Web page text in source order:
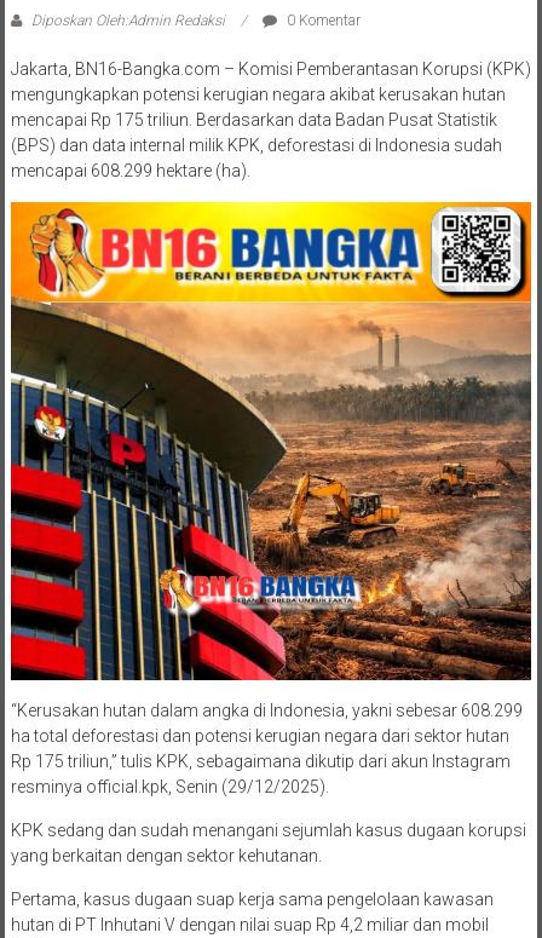
Diposkan Oleh:Admin Redaksi 0 Komentar
Jakarta, BN16-Bangka.com – Komisi Pemberantasan Korupsi (KPK)
mengungkapkan potensi kerugian negara akibat kerusakan hutan
mencapai Rp 175 triliun. Berdasarkan data Badan Pusat Statistik
(BPS) dan data internal milik KPK, deforestasi di Indonesia sudah
mencapai 608.299 hektare (ha).
“Kerusakan hutan dalam angka di Indonesia, yakni sebesar 608.299
ha total deforestasi dan potensi kerugian negara dari sektor hutan
Rp 175 triliun,” tulis KPK, sebagaimana dikutip dari akun Instagram
resminya official.kpk, Senin (29/12/2025).
KPK sedang dan sudah menangani sejumlah kasus dugaan korupsi
yang berkaitan dengan sektor kehutanan.
Pertama, kasus dugaan suap kerja sama pengelolaan kawasan
hutan di PT Inhutani V dengan nilai suap Rp 4,2 miliar dan mobil